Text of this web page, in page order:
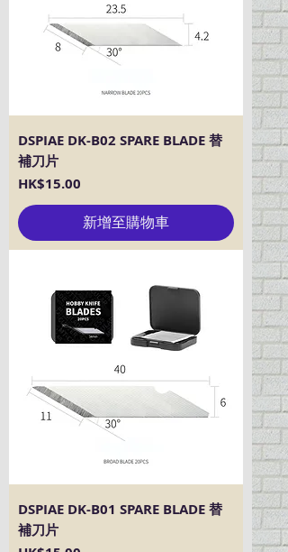
DSPIAE DK-B02 SPARE BLADE 替
補刀片
價格
HK$15.00
新增至購物車
DSPIAE DK-B01 SPARE BLADE 替
補刀片